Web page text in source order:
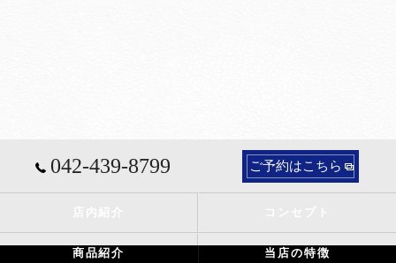
042-439-8799 ご予約はこちら
商品紹介 当店の特徴